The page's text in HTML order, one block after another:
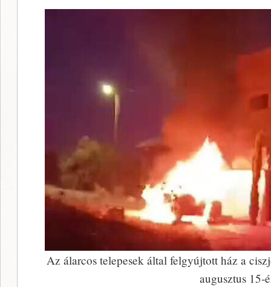
Az álarcos telepesek által felgyújtott ház a
augusztus 15-